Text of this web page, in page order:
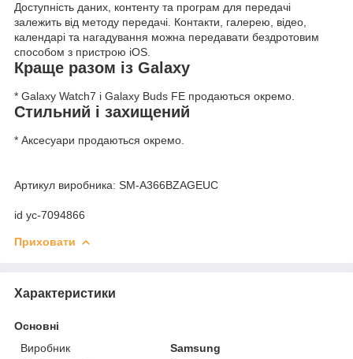
Доступність даних, контенту та програм для передачі
залежить від методу передачі. Контакти, галерею, відео,
календарі та нагадування можна передавати бездротовим
способом з пристрою iOS.
Краще разом із Galaxy
* Galaxy Watch7 і Galaxy Buds FE продаються окремо.
Стильний і захищений
* Аксесуари продаються окремо.
Артикул виробника: SM-A366BZAGEUC
id yc-7094866
Приховати
Характеристики
Основні
Виробник
Samsung